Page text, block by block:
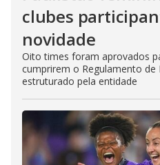
clubes
novidade
Oito times foram aprovados
cumprirem o Regulamento de
estruturado pela entidade